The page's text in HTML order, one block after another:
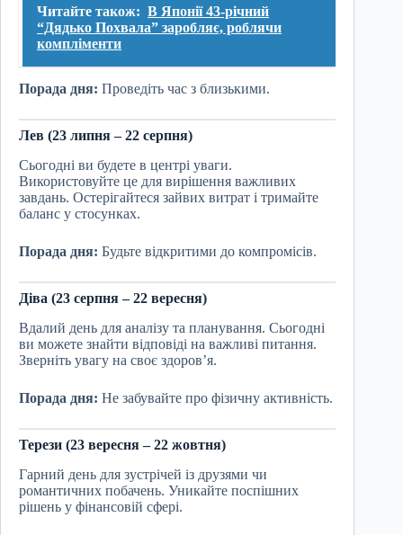
Читайте також: В Японії 43-річний
“Дядько Похвала” заробляє, роблячи
компліменти
Порада дня: Проведіть час з близькими.
Лев (23 липня – 22 серпня)
Сьогодні ви будете в центрі уваги.
Використовуйте це для вирішення важливих
завдань. Остерігайтеся зайвих витрат і тримайте
баланс у стосунках.
Порада дня: Будьте відкритими до компромісів.
Діва (23 серпня – 22 вересня)
Вдалий день для аналізу та планування. Сьогодні
ви можете знайти відповіді на важливі питання.
Зверніть увагу на своє здоров’я.
Порада дня: Не забувайте про фізичну активність.
Терези (23 вересня – 22 жовтня)
Гарний день для зустрічей із друзями чи
романтичних побачень. Уникайте поспішних
рішень у фінансовій сфері.